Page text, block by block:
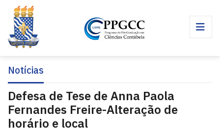
Notícias
Defesa de Tese de Anna Paola
Fernandes Freire-Alteração de
horário e local